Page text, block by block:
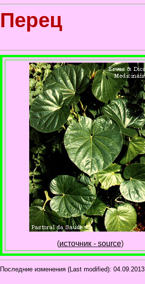
Перец
(источник - source)
Последние изменения (Last modified): 04.09.2013